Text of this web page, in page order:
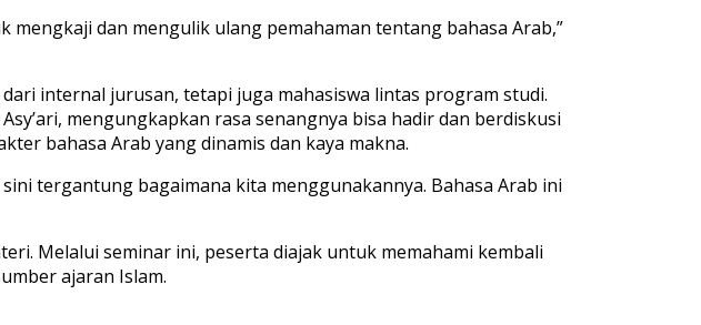
dan mengulik ulang pemahaman tentang bahasa Arab,”
internal jurusan, tetapi juga mahasiswa lintas program studi.
mengungkapkan rasa senangnya bisa hadir dan berdiskusi
bahasa Arab yang dinamis dan kaya makna.
tergantung bagaimana kita menggunakannya. Bahasa Arab ini
Melalui seminar ini, peserta diajak untuk memahami kembali
ajaran Islam.